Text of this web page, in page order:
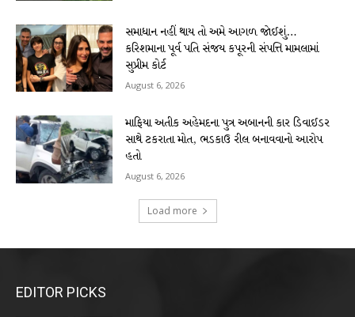
સમાધાન નહીં થાય તો અમે આગળ જોઈશું…
કરિશમાના પૂર્વ પતિ સંજય કપૂરની સંપત્તિ મામલામાં
સુપ્રીમ કોર્ટ
August 6, 2026
માફિયા અતીક અહેમદના પુત્ર અબાનની કાર ડિવાઈડર
સાથે ટકરાતા મોત, ભડકાઉ રીલ બનાવવાનો આરોપ
હતો
August 6, 2026
Load more
EDITOR PICKS